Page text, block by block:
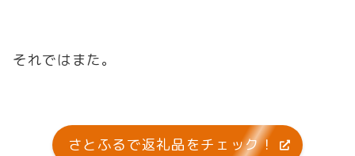
それではまた。
さとふるで返礼品をチェック！